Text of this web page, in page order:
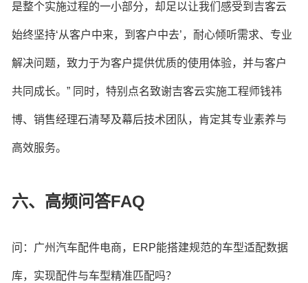
是整个实施过程的一小部分，却足以让我们感受到吉客云
始终坚持‘从客户中来，到客户中去’，耐心倾听需求、专业
解决问题，致力于为客户提供优质的使用体验，并与客户
共同成长。” 同时，特别点名致谢吉客云实施工程师钱祎
博、销售经理石清琴及幕后技术团队，肯定其专业素养与
高效服务。
六、高频问答FAQ
问：广州汽车配件电商，ERP能搭建规范的车型适配数据
库，实现配件与车型精准匹配吗？